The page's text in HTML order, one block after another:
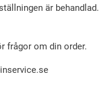
är behandlad.
frågor om din order.